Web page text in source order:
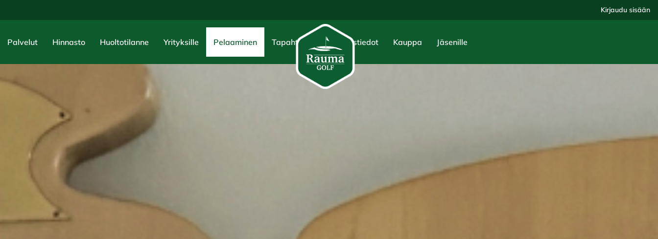
Kirjaudu sisään
Palvelut Hinnasto Huoltotilanne Yrityksille Pelaaminen Tapahtumat Yhteystiedot Kauppa Jäsenille